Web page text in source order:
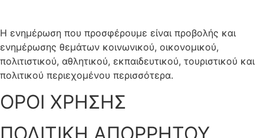
Η ενημέρωση που προσφέρουμε είναι προβολής και
ενημέρωσης θεμάτων κοινωνικού, οικονομικού,
πολιτιστικού, αθλητικού, εκπαιδευτικού, τουριστικού και
πολιτικού περιεχομένου περισσότερα.
ΟΡΟΙ ΧΡΗΣΗΣ